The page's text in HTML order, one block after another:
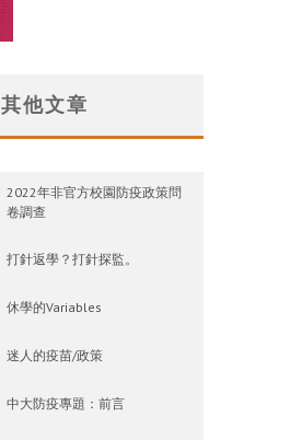
其他文章
2022年非官方校園防疫政策問
卷調查
打針返學？打針探監。
休學的Variables
迷人的疫苗/政策
中大防疫專題：前言